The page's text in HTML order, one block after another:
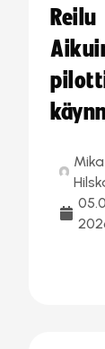
Reilu
Mika